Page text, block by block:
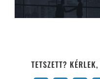
TETSZETT?